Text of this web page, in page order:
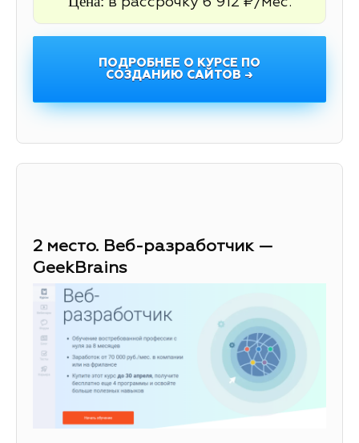
ПОДРОБНЕЕ О КУРСЕ ПО
СОЗДАНИЮ САЙТОВ →
2 место. Веб-разработчик —
GeekBrains